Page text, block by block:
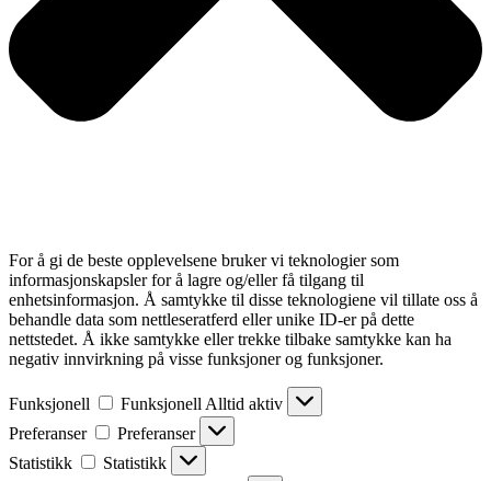
For å gi de beste opplevelsene bruker vi teknologier som
informasjonskapsler for å lagre og/eller få tilgang til
enhetsinformasjon. Å samtykke til disse teknologiene vil tillate oss å
behandle data som nettleseratferd eller unike ID-er på dette
nettstedet. Å ikke samtykke eller trekke tilbake samtykke kan ha
negativ innvirkning på visse funksjoner og funksjoner.
Funksjonell Funksjonell Alltid aktiv
Preferanser
Preferanser
Statistikk
Statistikk